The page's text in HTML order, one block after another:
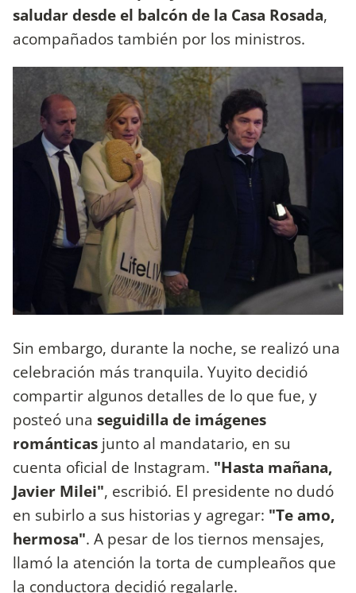
saludar desde el balcón de la Casa Rosada,
acompañados también por los ministros.
Sin embargo, durante la noche, se realizó una
celebración más tranquila. Yuyito decidió
compartir algunos detalles de lo que fue, y
posteó una seguidilla de imágenes
románticas junto al mandatario, en su
cuenta oficial de Instagram. "Hasta mañana,
Javier Milei", escribió. El presidente no dudó
en subirlo a sus historias y agregar: "Te amo,
hermosa". A pesar de los tiernos mensajes,
llamó la atención la torta de cumpleaños que
la conductora decidió regalarle.